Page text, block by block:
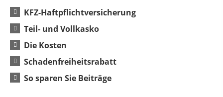
KFZ-Haftpflichtversicherung
Teil- und Vollkasko
Die Kosten
Schadenfreiheitsrabatt
So sparen Sie Beiträge